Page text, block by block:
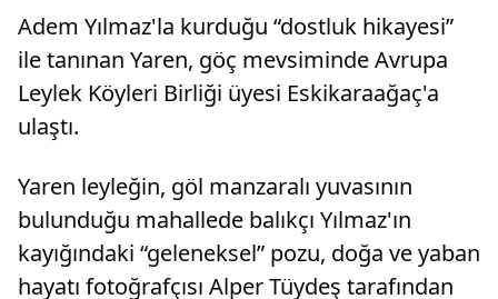
Adem Yılmaz'la kurduğu “dostluk hikayesi”
ile tanınan Yaren, göç mevsiminde Avrupa
Leylek Köyleri Birliği üyesi Eskikaraağaç'a
ulaştı.
Yaren leyleğin, göl manzaralı yuvasının
bulunduğu mahallede balıkçı Yılmaz'ın
kayığındaki “geleneksel” pozu, doğa ve yaban
hayatı fotoğrafçısı Alper Tüydeş tarafından